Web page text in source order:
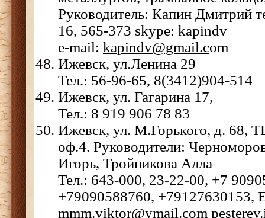
Руководитель: Капин Дмитрий
16, 565-373 skype: kapindv
e-mail: kapindv@gmail.com
Ижевск, ул.Ленина 29
Тел.: 56-96-65, 8(3412)904-514
Ижевск, ул. Гагарина 17,
Тел.: 8 919 906 78 83
Ижевск, ул. М.Горького, д. 68,
оф.4. Руководители:
Игорь, Тройникова Алла
Тел.: 643-000, 23-22-00, +7
+79090588760, +79127630153,
mmm.viktor@ymail.com